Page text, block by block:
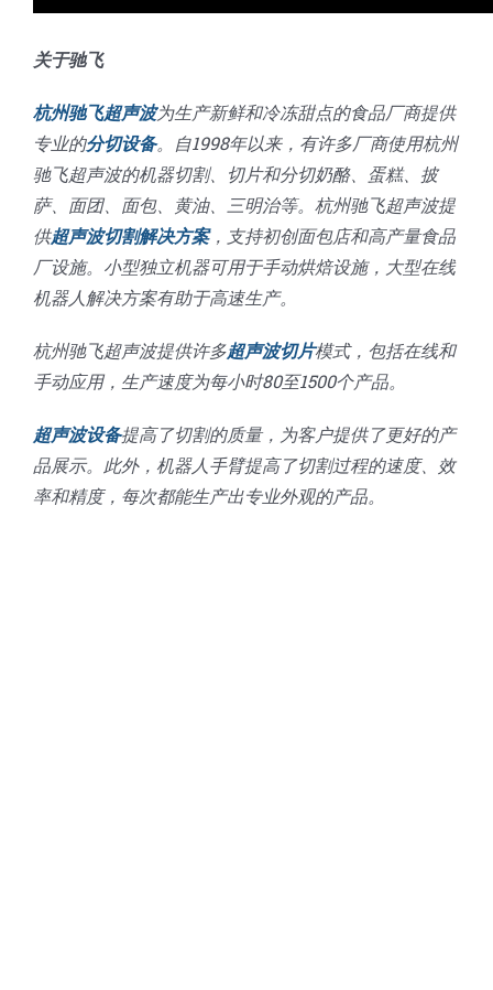
关于驰飞
杭州驰飞超声波为生产新鲜和冷冻甜点的食品厂商提供
专业的分切设备。自1998年以来，有许多厂商使用杭州
驰飞超声波的机器切割、切片和分切奶酪、蛋糕、披
萨、面团、面包、黄油、三明治等。杭州驰飞超声波提
供超声波切割解决方案，支持初创面包店和高产量食品
厂设施。小型独立机器可用于手动烘焙设施，大型在线
机器人解决方案有助于高速生产。
杭州驰飞超声波提供许多超声波切片模式，包括在线和
手动应用，生产速度为每小时80至1500个产品。
超声波设备提高了切割的质量，为客户提供了更好的产
品展示。此外，机器人手臂提高了切割过程的速度、效
率和精度，每次都能生产出专业外观的产品。